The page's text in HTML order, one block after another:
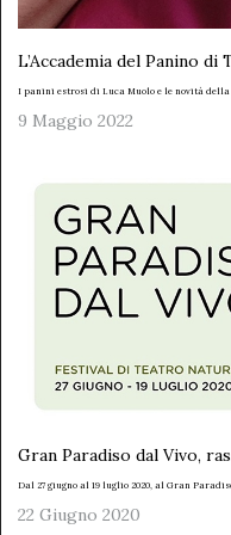
L’Accademia del Panino di
I panini estrosi di Luca Muolo e le novità della
9 Maggio 2022
Gran Paradiso dal Vivo,
Dal 27 giugno al 19 luglio 2020, al Gran
22 Giugno 2020